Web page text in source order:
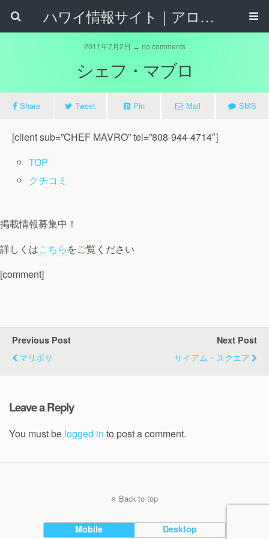
ハワイ情報サイト｜アロハタウンネット
2011年7月2日 ↔ no comments
シェフ・マブロ
Share Tweet Pin Mail SMS
[client sub=”CHEF MAVRO” tel=”808-944-4714″]
TOP
クチコミ
掲載情報募集中！
詳しくはこちらをご覧ください
[comment]
Previous Post
マリポサ
Next Post
サイアム・スクエア
Leave a Reply
You must be logged in to post a comment.
Back to top
Mobile Desktop